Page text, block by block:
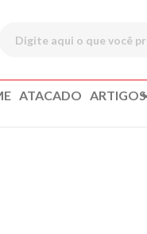
ATACADO ARTIGOS